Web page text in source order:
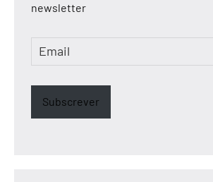
newsletter
Email
Subscrever